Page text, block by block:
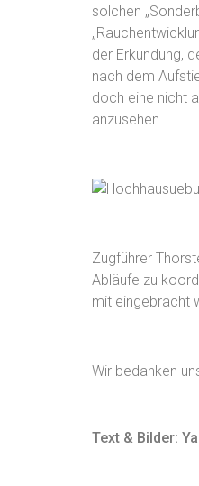
solchen
der Erkundung,
nach dem
doch eine nicht
anzusehen.
Zugführer
Abläufe zu
mit eingebracht
Wir bedanken
Text & Bilder: